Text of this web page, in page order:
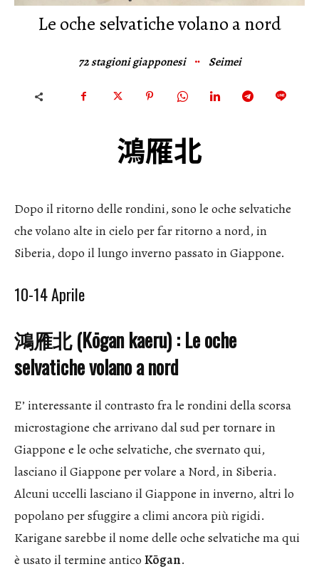
Le oche selvatiche volano a nord
72 stagioni giapponesi Seimei
鴻雁北
Dopo il ritorno delle rondini, sono le oche selvatiche
che volano alte in cielo per far ritorno a nord, in
Siberia, dopo il lungo inverno passato in Giappone.
10-14 Aprile
鴻雁北 (Kōgan kaeru) : Le oche
selvatiche volano a nord
E’ interessante il contrasto fra le rondini della scorsa
microstagione che arrivano dal sud per tornare in
Giappone e le oche selvatiche, che svernato qui,
lasciano il Giappone per volare a Nord, in Siberia.
Alcuni uccelli lasciano il Giappone in inverno, altri lo
popolano per sfuggire a climi ancora più rigidi.
Karigane sarebbe il nome delle oche selvatiche ma qui
è usato il termine antico Kōgan.